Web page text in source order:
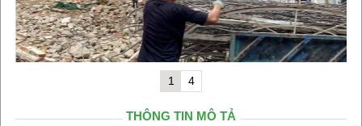
1 4
THÔNG TIN MÔ TẢ